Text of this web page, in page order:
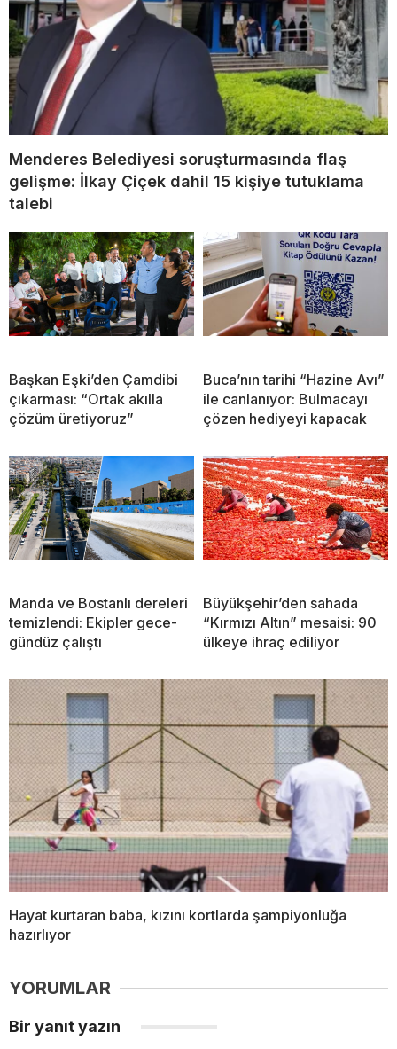
Menderes Belediyesi soruşturmasında flaş
gelişme: İlkay Çiçek dahil 15 kişiye tutuklama
talebi
Başkan Eşki’den Çamdibi
çıkarması: “Ortak akılla
çözüm üretiyoruz”
Buca’nın tarihi “Hazine Avı”
ile canlanıyor: Bulmacayı
çözen hediyeyi kapacak
Manda ve Bostanlı dereleri
temizlendi: Ekipler gece-
gündüz çalıştı
Büyükşehir’den sahada
“Kırmızı Altın” mesaisi: 90
ülkeye ihraç ediliyor
Hayat kurtaran baba, kızını kortlarda şampiyonluğa
hazırlıyor
YORUMLAR
Bir yanıt yazın